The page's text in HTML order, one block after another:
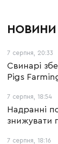
НОВИНИ
7 серпня, 20:33
Свинарі
Pigs
7 серпня, 18:54
Надранні
знижувати
7 серпня, 18:16